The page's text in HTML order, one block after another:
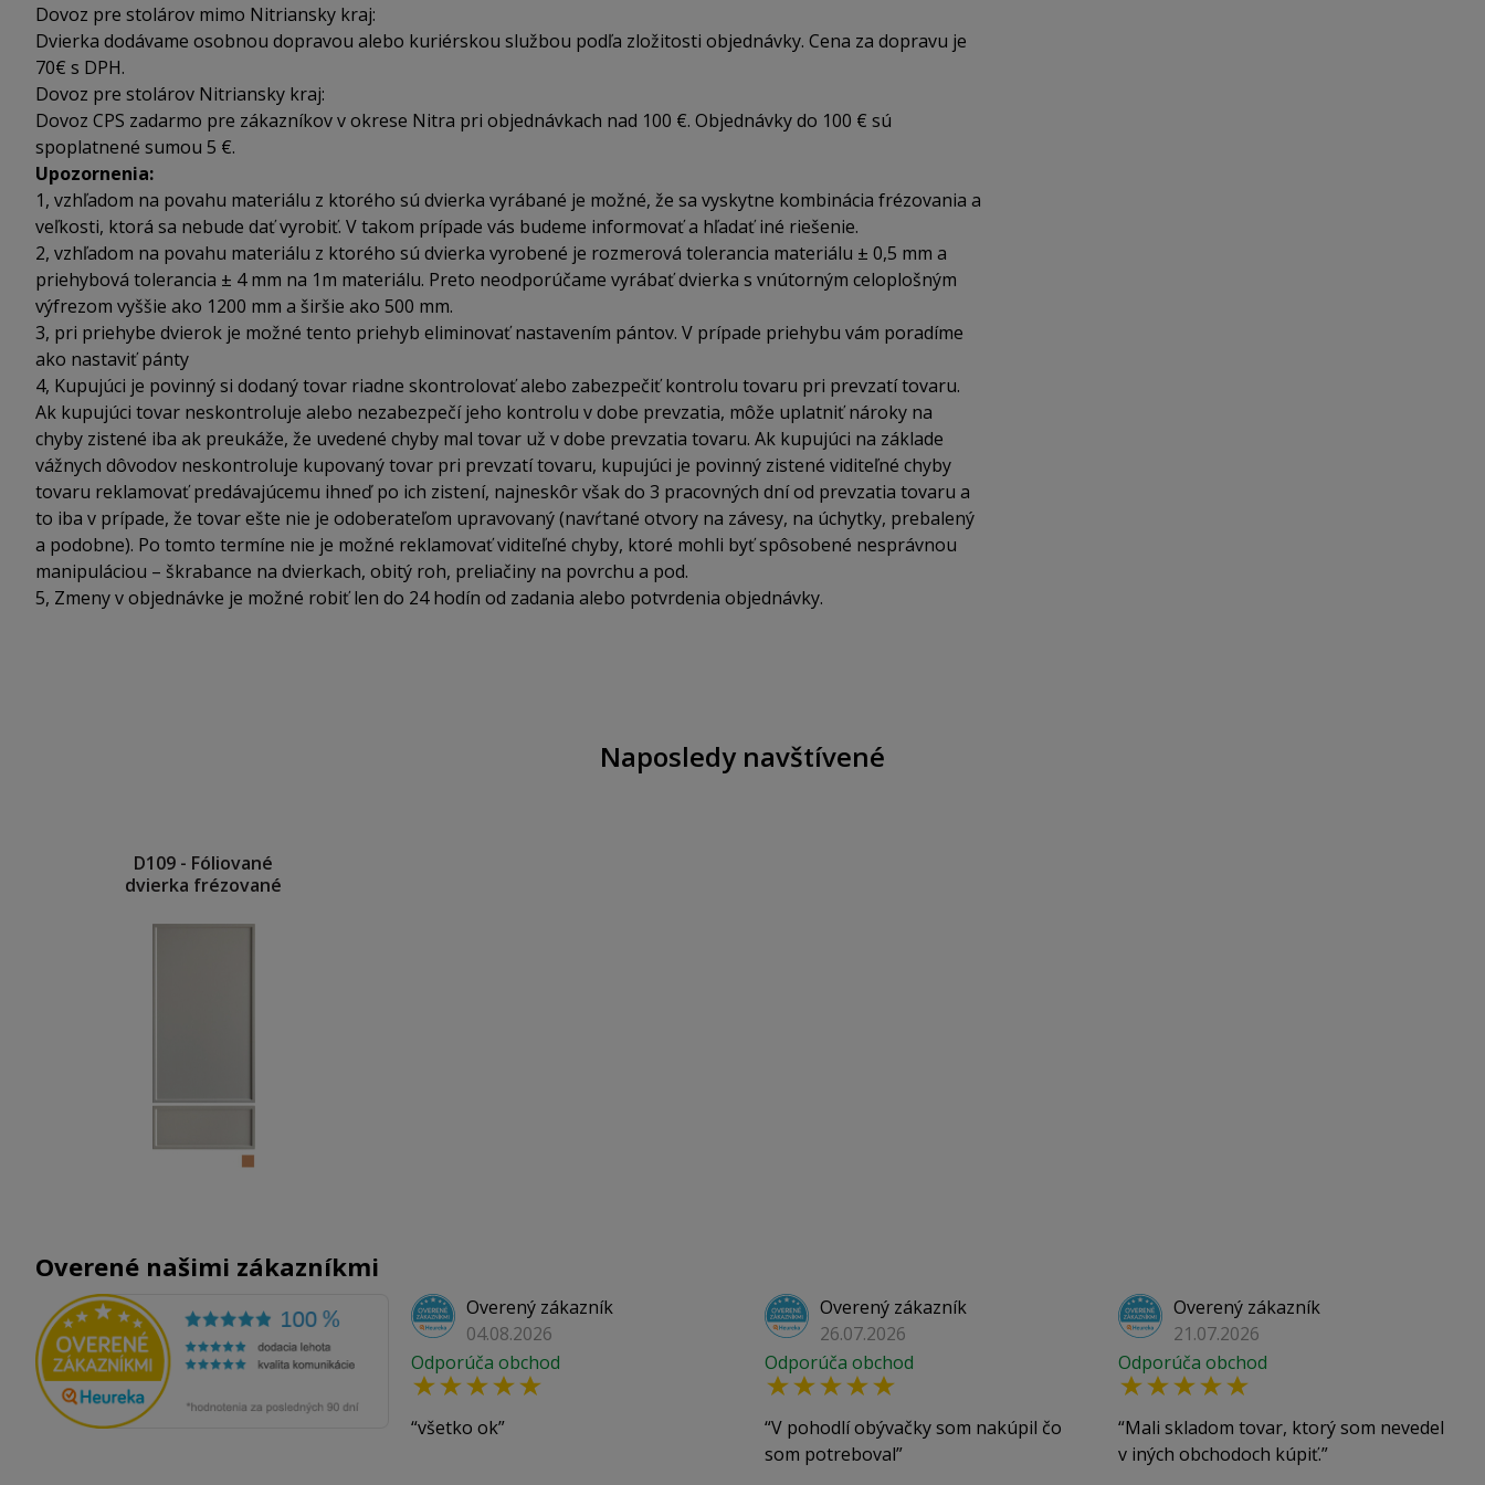
Dovoz pre stolárov mimo Nitriansky kraj:
Dvierka dodávame osobnou dopravou alebo kuriérskou službou podľa zložitosti objednávky. Cena za dopravu je
70€ s DPH.
Dovoz pre stolárov Nitriansky kraj:
Dovoz CPS zadarmo pre zákazníkov v okrese Nitra pri objednávkach nad 100 €. Objednávky do 100 € sú
spoplatnené sumou 5 €.
Upozornenia:
1, vzhľadom na povahu materiálu z ktorého sú dvierka vyrábané je možné, že sa vyskytne kombinácia frézovania a
veľkosti, ktorá sa nebude dať vyrobiť. V takom prípade vás budeme informovať a hľadať iné riešenie.
2, vzhľadom na povahu materiálu z ktorého sú dvierka vyrobené je rozmerová tolerancia materiálu ± 0,5 mm a
priehybová tolerancia ± 4 mm na 1m materiálu. Preto neodporúčame vyrábať dvierka s vnútorným celoplošným
výfrezom vyššie ako 1200 mm a širšie ako 500 mm.
3, pri priehybe dvierok je možné tento priehyb eliminovať nastavením pántov. V prípade priehybu vám poradíme
ako nastaviť pánty
4, Kupujúci je povinný si dodaný tovar riadne skontrolovať alebo zabezpečiť kontrolu tovaru pri prevzatí tovaru.
Ak kupujúci tovar neskontroluje alebo nezabezpečí jeho kontrolu v dobe prevzatia, môže uplatniť nároky na
chyby zistené iba ak preukáže, že uvedené chyby mal tovar už v dobe prevzatia tovaru. Ak kupujúci na základe
vážnych dôvodov neskontroluje kupovaný tovar pri prevzatí tovaru, kupujúci je povinný zistené viditeľné chyby
tovaru reklamovať predávajúcemu ihneď po ich zistení, najneskôr však do 3 pracovných dní od prevzatia tovaru a
to iba v prípade, že tovar ešte nie je odoberateľom upravovaný (navŕtané otvory na závesy, na úchytky, prebalený
a podobne). Po tomto termíne nie je možné reklamovať viditeľné chyby, ktoré mohli byť spôsobené nesprávnou
manipuláciou – škrabance na dvierkach, obitý roh, preliačiny na povrchu a pod.
5, Zmeny v objednávke je možné robiť len do 24 hodín od zadania alebo potvrdenia objednávky.
Naposledy navštívené
D109 - Fóliované
dvierka frézované
Overené našimi zákazníkmi
Overený zákazník
04.08.2026
Odporúča obchod
všetko ok
Overený zákazník
26.07.2026
Odporúča obchod
V pohodlí obývačky som nakúpil čo
som potreboval
Overený zákazník
21.07.2026
Odporúča obchod
Mali skladom tovar, ktorý som nevedel
v iných obchodoch kúpiť.